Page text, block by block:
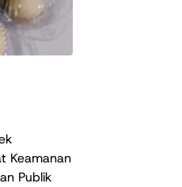
Keamanan
Publik